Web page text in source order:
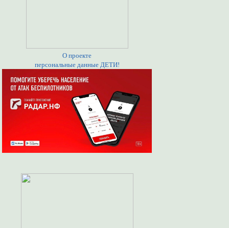
О проекте
персональные данные ДЕТИ!